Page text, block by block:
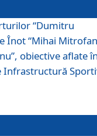
“Dumitru
Înot “Mihai
obiective aflate
Infrastructură